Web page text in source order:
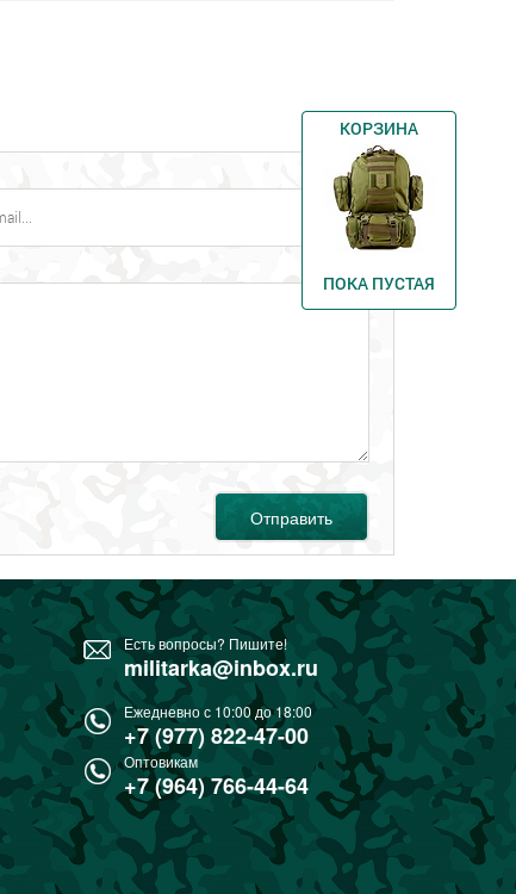
Отправить
Есть вопросы? Пишите!
militarka@inbox.ru
Ежедневно с 10:00 до 18:00
+7 (977) 822-47-00
Оптовикам
+7 (964) 766-44-64
КОРЗИНА
ПОКА ПУСТАЯ